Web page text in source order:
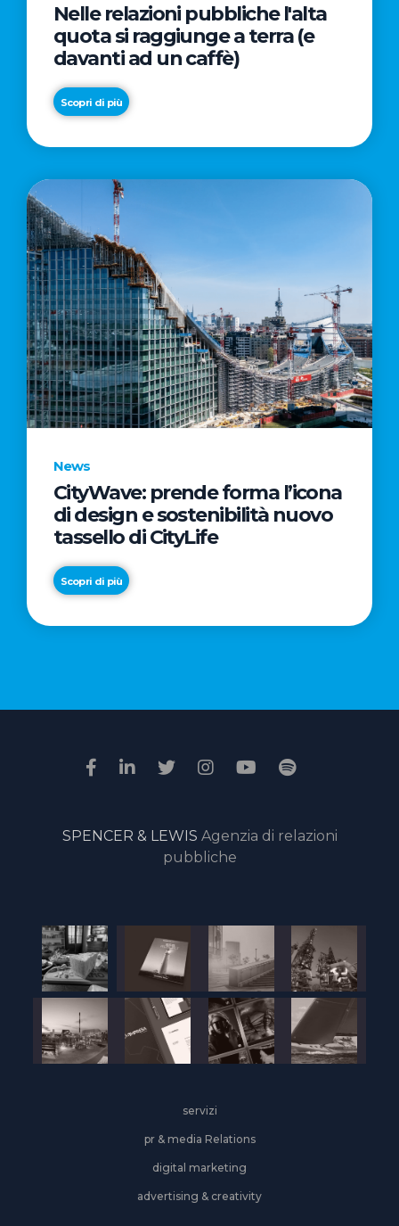
Nelle relazioni pubbliche l'alta
quota si raggiunge a terra (e
davanti ad un caffè)
Scopri di più
News
CityWave: prende forma l’icona
di design e sostenibilità nuovo
tassello di CityLife
Scopri di più
News
“Passione
il
della
giuria
online
SPENCER & LEWIS Agenzia di relazioni
pubbliche
servizi
pr & media Relations
digital marketing
advertising & creativity